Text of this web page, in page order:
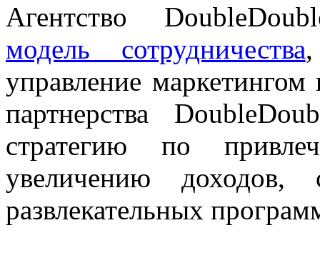
Агентство
модель сотрудничества
управление
партнерства
стратегию по
увеличению доходов,
развлекательных